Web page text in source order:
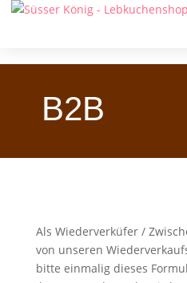
B2B
Als Wiederverküfer /
von unseren
bitte einmalig dieses